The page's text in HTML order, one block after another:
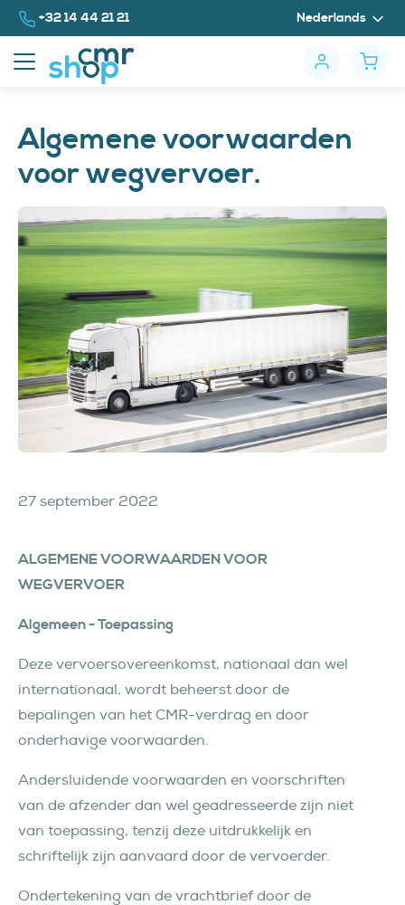
Naar inhoud
Bel ons op
+32 14 44 21 21 Nederlands
Algemene voorwaarden
voor wegvervoer.
27 september 2022
ALGEMENE VOORWAARDEN VOOR
WEGVERVOER
Algemeen - Toepassing
Deze vervoersovereenkomst, nationaal dan wel
internationaal, wordt beheerst door de
bepalingen van het CMR-verdrag en door
onderhavige voorwaarden.
Andersluidende voorwaarden en voorschriften
van de afzender dan wel geadresseerde zijn niet
van toepassing, tenzij deze uitdrukkelijk en
schriftelijk zijn aanvaard door de vervoerder.
Ondertekening van de vrachtbrief door de